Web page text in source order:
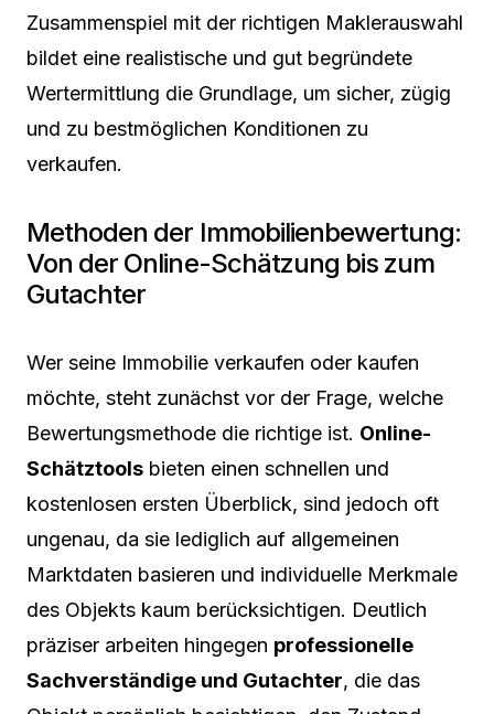
Zusammenspiel mit der richtigen Maklerauswahl
bildet eine realistische und gut begründete
Wertermittlung die Grundlage, um sicher, zügig
und zu bestmöglichen Konditionen zu
verkaufen.
Methoden der Immobilienbewertung:
Von der Online-Schätzung bis zum
Gutachter
Wer seine Immobilie verkaufen oder kaufen
möchte, steht zunächst vor der Frage, welche
Bewertungsmethode die richtige ist. Online-
Schätztools bieten einen schnellen und
kostenlosen ersten Überblick, sind jedoch oft
ungenau, da sie lediglich auf allgemeinen
Marktdaten basieren und individuelle Merkmale
des Objekts kaum berücksichtigen. Deutlich
präziser arbeiten hingegen professionelle
Sachverständige und Gutachter, die das